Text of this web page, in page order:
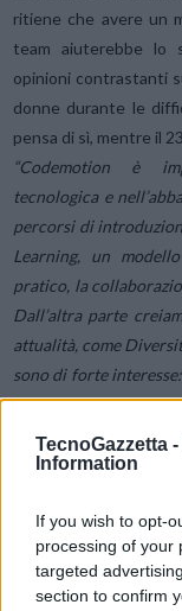
TecnoGazzetta -
Information
If you wish to opt-
processing of your
targeted
section to confirm
ritiene che avere un
team aiuterebbe lo
opinioni contrastanti
donne durante le
pensa di sì, mentre il
“Codemotion è
tecnologica e
percorsi di
Learning, un
pratico, la
Dall’altra parte
attualità, come
sono di forte
aumentare la
workshop e meetup.
lavorare in realtà in
perché il futuro del
ostieneNelly
Codemotion.